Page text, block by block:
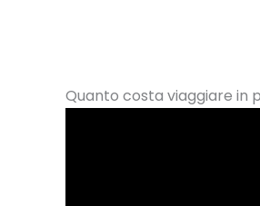
Quanto costa viaggiare in